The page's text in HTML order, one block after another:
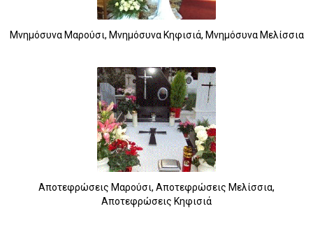
Μνημόσυνα Μαρούσι, Μνημόσυνα Κηφισιά, Μνημόσυνα Μελίσσια
Αποτεφρώσεις Μαρούσι, Αποτεφρώσεις Μελίσσια,
Αποτεφρώσεις Κηφισιά